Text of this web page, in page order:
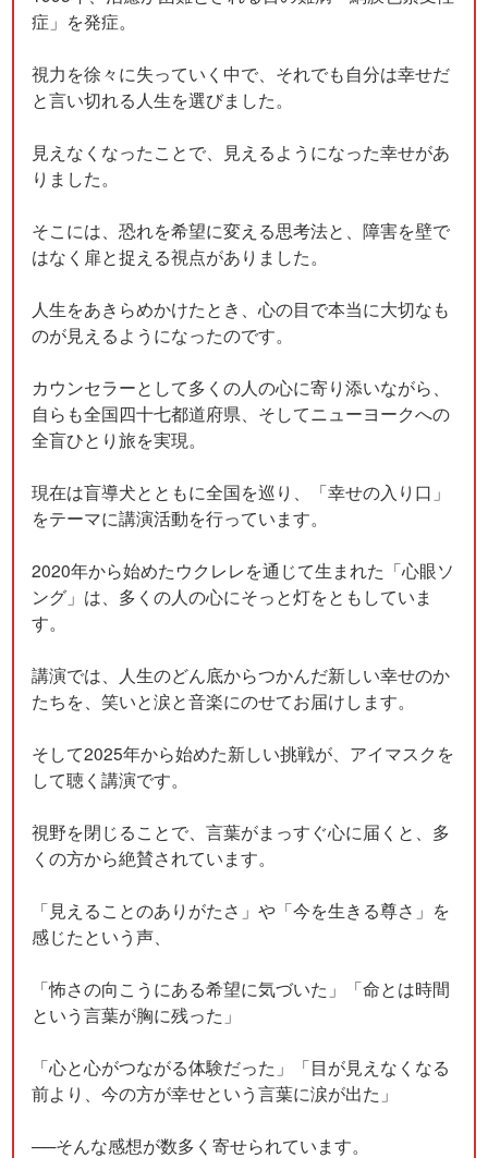
症」を発症。
視力を徐々に失っていく中で、それでも自分は幸せだ
と言い切れる人生を選びました。
見えなくなったことで、見えるようになった幸せがあ
りました。
そこには、恐れを希望に変える思考法と、障害を壁で
はなく扉と捉える視点がありました。
人生をあきらめかけたとき、心の目で本当に大切なも
のが見えるようになったのです。
カウンセラーとして多くの人の心に寄り添いながら、
自らも全国四十七都道府県、そしてニューヨークへの
全盲ひとり旅を実現。
現在は盲導犬とともに全国を巡り、「幸せの入り口」
をテーマに講演活動を行っています。
2020年から始めたウクレレを通じて生まれた「心眼ソ
ング」は、多くの人の心にそっと灯をともしていま
す。
講演では、人生のどん底からつかんだ新しい幸せのか
たちを、笑いと涙と音楽にのせてお届けします。
そして2025年から始めた新しい挑戦が、アイマスクを
して聴く講演です。
視野を閉じることで、言葉がまっすぐ心に届くと、多
くの方から絶賛されています。
「見えることのありがたさ」や「今を生きる尊さ」を
感じたという声、
「怖さの向こうにある希望に気づいた」「命とは時間
という言葉が胸に残った」
「心と心がつながる体験だった」「目が見えなくなる
前より、今の方が幸せという言葉に涙が出た」
──そんな感想が数多く寄せられています。